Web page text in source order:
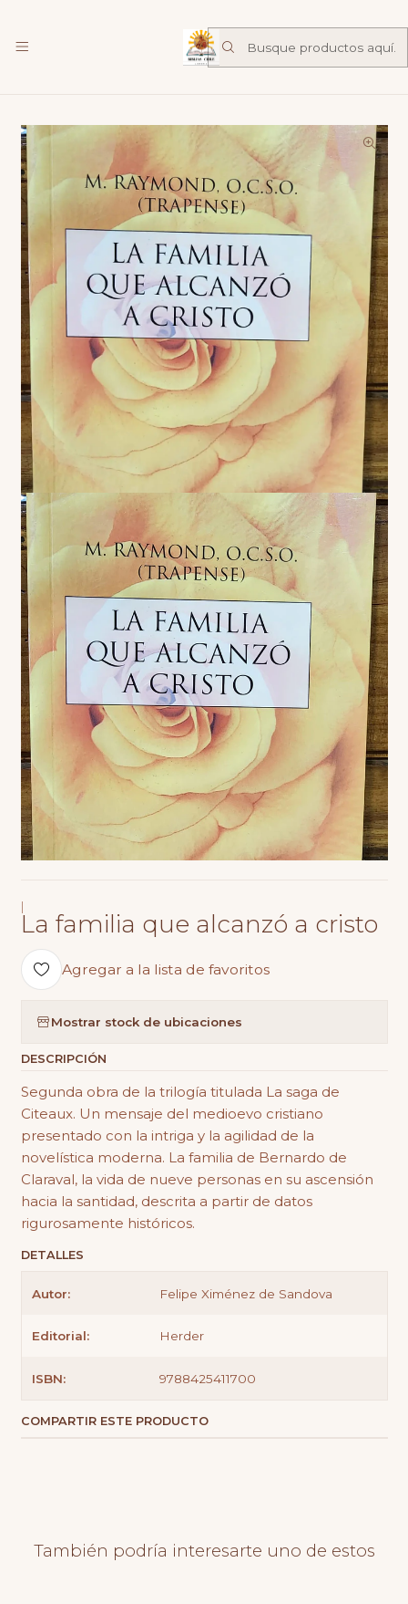
Catalogo
Espiritualidad
La familia que alcanzó a cristo
La familia que alcanzó a cristo
Agregar a la lista de favoritos
Mostrar stock de ubicaciones
DESCRIPCIÓN
Segunda obra de la trilogía titulada La saga de
Citeaux. Un mensaje del medioevo cristiano
presentado con la intriga y la agilidad de la
novelística moderna. La familia de Bernardo de
Claraval, la vida de nueve personas en su ascensión
hacia la santidad, descrita a partir de datos
rigurosamente históricos.
DETALLES
Autor: Felipe Ximénez de Sandova
Editorial: Herder
ISBN: 9788425411700
COMPARTIR ESTE PRODUCTO
También podría interesarte uno de estos